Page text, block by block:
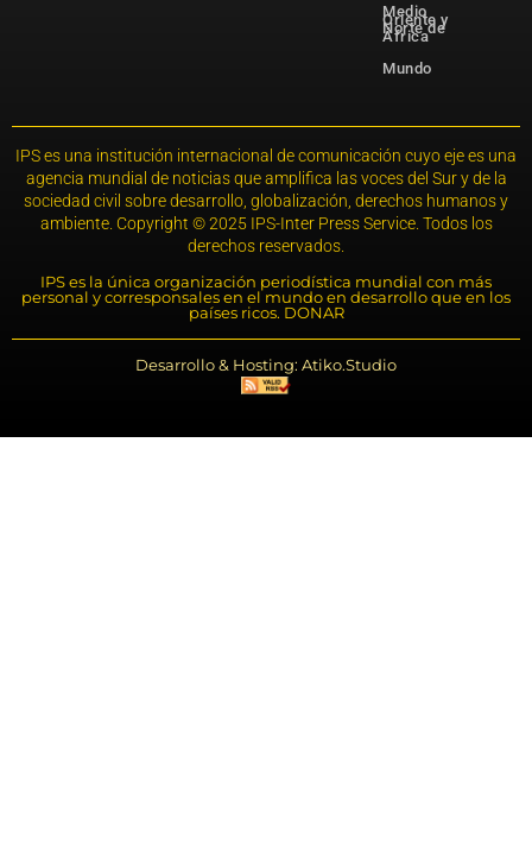
Medio
Oriente y
Norte de
África
Mundo
IPS es una institución internacional de comunicación cuyo eje es una
agencia mundial de noticias que amplifica las voces del Sur y de la
sociedad civil sobre desarrollo, globalización, derechos humanos y
ambiente. Copyright © 2025 IPS-Inter Press Service. Todos los
derechos reservados.
IPS es la única organización periodística mundial con más
personal y corresponsales en el mundo en desarrollo que en los
países ricos. DONAR
Desarrollo & Hosting: Atiko.Studio